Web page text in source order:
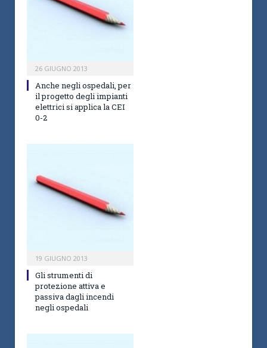
26 GIUGNO 2013
Anche negli ospedali, per
il progetto degli impianti
elettrici si applica la CEI
0-2
19 GIUGNO 2013
Gli strumenti di
protezione attiva e
passiva dagli incendi
negli ospedali